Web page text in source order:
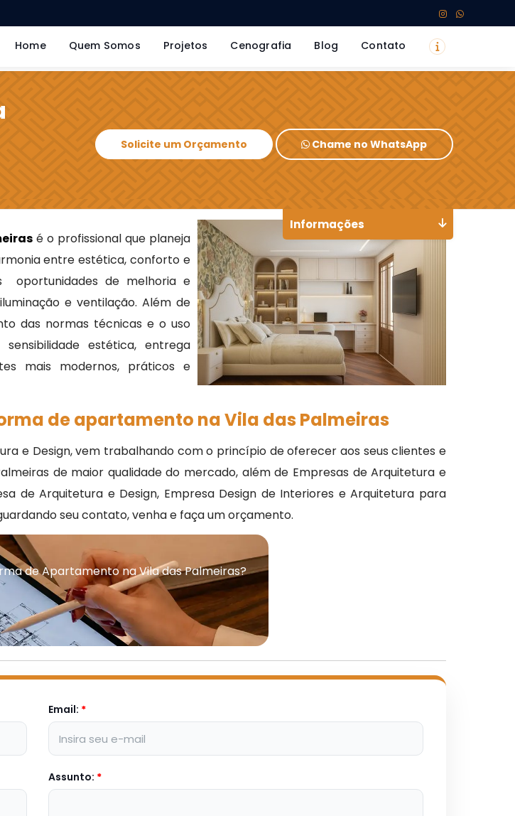
Home Quem Somos Projetos Cenografia Blog Contato
Solicite um Orçamento Chame no WhatsApp
é o profissional que planeja
entre estética, conforto e
oportunidades de melhoria e
e ventilação. Além de
das normas técnicas e o uso
estética, entrega
mais modernos, práticos e
de apartamento na Vila das Palmeiras
e Design, vem trabalhando com o princípio de oferecer aos seus clientes e
de maior qualidade do mercado, além de Empresas de Arquitetura e
de Arquitetura e Design, Empresa Design de Interiores e Arquitetura para
seu contato, venha e faça um orçamento.
de Apartamento na Vila das Palmeiras?
Email: *
Assunto: *
Informações